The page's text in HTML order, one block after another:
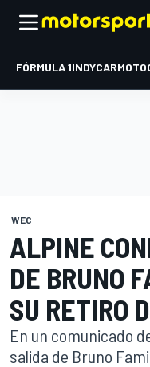
FÓRMULA 1INDYCAR
WEC
ALPINE
DE BRUNO
SU RETIRO
En un comunicado
salida de Bruno